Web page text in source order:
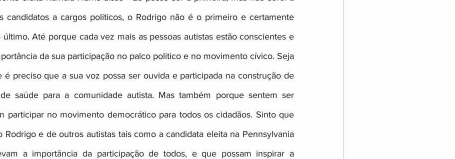
candidatos a cargos políticos, o Rodrigo não é o primeiro e certamente
Até porque cada vez mais as pessoas autistas estão conscientes e
da sua participação no palco politico e no movimento cívico. Seja
é preciso que a sua voz possa ser ouvida e participada na construção de
saúde para a comunidade autista. Mas também porque sentem ser
participar no movimento democrático para todos os cidadãos. Sinto que
Rodrigo e de outros autistas tais como a candidata eleita na Pennsylvania
a importância da participação de todos, e que possam inspirar a